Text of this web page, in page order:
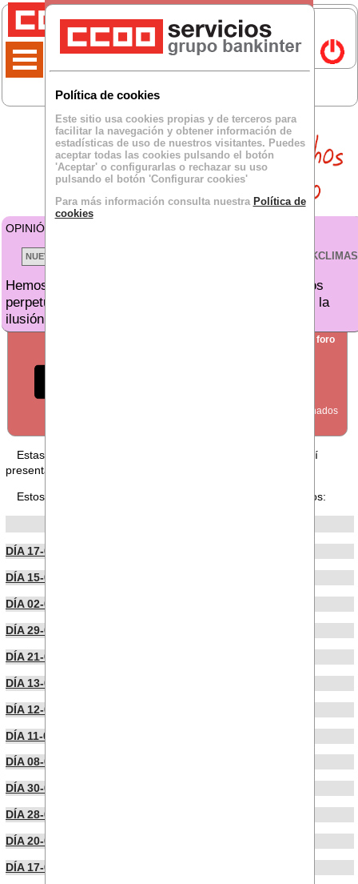
Política de cookies
Este sitio usa cookies propias y de terceros para
facilitar la navegación y obtener información de
estadísticas de uso de nuestros visitantes. Puedes
aceptar todas las cookies pulsando el botón
'Aceptar' o configurarlas o rechazar su uso
pulsando el botón 'Configurar cookies'
Para más información consulta nuestra Política de
cookies
OPINIÓN DE
VER TODOS LOS BKCLIMAS
Hemos crecido en clientes y no en personal. Vivimos
perpetuamente sobrecargados de trabajo. Se pierde la
ilusión por trabajar.
crear nuevo foro
Estas en nuestra sección FORO, puedes leer los foros aquí
presentados o publicar uno
Estos son los últimos foros publicados por nuestros usuarios:
DÍA 17-06-2026
DÍA 15-06-2026
DÍA 02-06-2026
DÍA 29-05-2026
DÍA 21-05-2026
DÍA 13-05-2026
DÍA 12-05-2026
DÍA 11-05-2026
DÍA 08-05-2026
DÍA 30-04-2026
DÍA 28-04-2026
DÍA 20-04-2026
DÍA 17-04-2026